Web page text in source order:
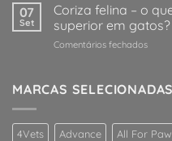
O
que
E
agora?
em
07
Set
Coriza felina – o
superior em gatos?
Comentários fechadosem
–
é
MARCAS SELECIONADAS
4Vets Advance All For